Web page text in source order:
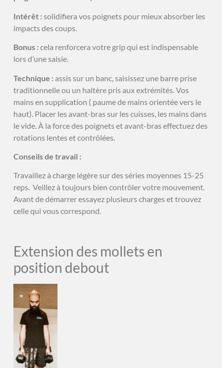
Intérêt : solidifiera vos poignets pour mieux absorber les
impacts des coups.
Bonus : cela renforcera votre grip qui est indispensable
lors d’une saisie.
Technique : assis sur un banc, saisissez une barre prise
traditionnelle ou un haltère pris aux extrémités. Vos
mains en supplication ( paume de mains orientée vers le
haut). Placer les avant-bras sur les cuisses, les mains dans
le vide. À la force des poignets et avant-bras effectuez des
rotations lentes et contrôlées.
Conseils de travail :
Travaillez à charge légère sur des séries moyennes 15-25
reps. Veillez à toujours bien contrôler votre mouvement.
Avant de démarrer essayez plusieurs charges et trouvez
celle qui vous correspond.
Extension des mollets en
position debout